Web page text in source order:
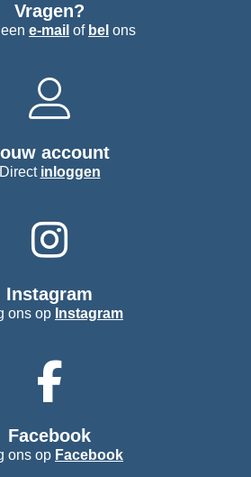
Vragen?
e-mail of bel ons
account
Direct inloggen
Instagram
ons op Instagram
Facebook
ons op Facebook